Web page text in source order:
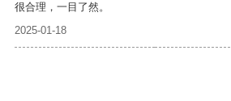
很合理，一目了然。
2025-01-18